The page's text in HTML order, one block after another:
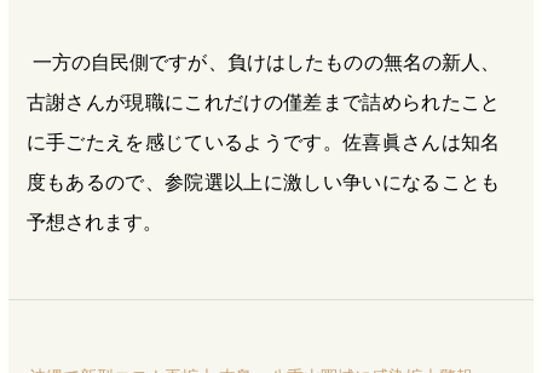
一方の自民側ですが、負けはしたものの無名の新人、
古謝さんが現職にこれだけの僅差まで詰められたこと
に手ごたえを感じているようです。佐喜眞さんは知名
度もあるので、参院選以上に激しい争いになることも
予想されます。